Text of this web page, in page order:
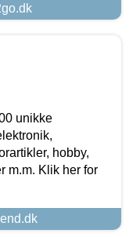
unikke
hobby,
m.m. Klik her for